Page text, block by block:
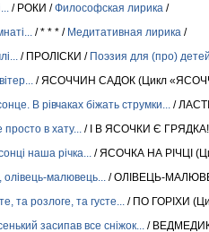
/ РОКИ /Философская лирика /
/ * * * / Медитативная лирика /
/ ПРОЛІСКИ / Поэзия для (про)
/ ЯСОЧЧИН САДОК (Цикл
В рівчаках біжать струмки...
/
в хату...
/ І В ЯСОЧКИ Є
наша річка...
/ ЯСОЧКА НА РІЧЦІ
малювець...
/ ОЛІВЕЦЬ-
та розлоге, та густе...
/ ПО ГОРІХИ
засипав все сніжок... /